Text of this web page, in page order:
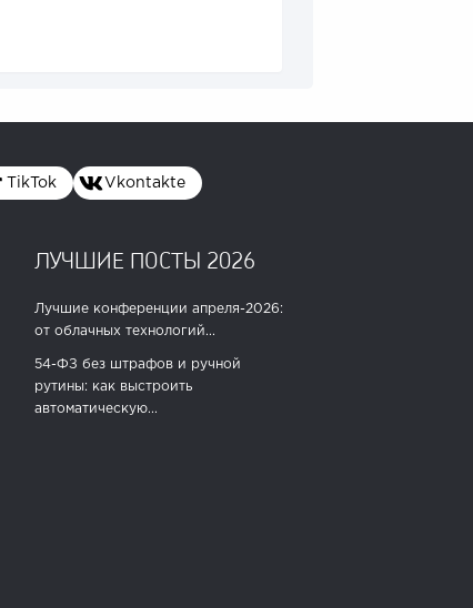
TikTok Vkontakte
ЛУЧШИЕ ПОСТЫ 2026
Лучшие конференции апреля-2026:
от облачных технологий...
54-ФЗ без штрафов и ручной
рутины: как выстроить
автоматическую...